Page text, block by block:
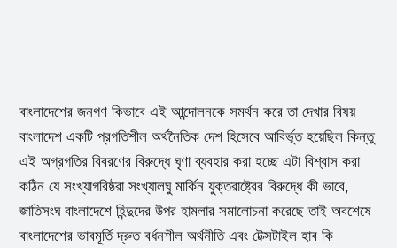
বাংলাদেশের জনগণ কিভাবে এই আন্দোলনকে সমর্থন করে তা দেখার বিষয়
বাংলাদেশ একটি প্রগতিশীল অর্থনৈতিক দেশ হিসেবে আবির্ভূত হয়েছিল কিন্তু
এই অগ্রগতির বিবরণের বিরুদ্ধে ঘৃণা ব্যবহার করা হচ্ছে এটা বিশ্বাস করা
কঠিন যে সংখ্যাগরিষ্ঠরা সংখ্যালঘু মার্কিন যুক্তরাষ্ট্রের বিরুদ্ধে কী ভাবে,
জাতিসংঘ বাংলাদেশে হিন্দুদের উপর হামলার সমালোচনা করেছে তাই অবশেষে
বাংলাদেশের ভাবমূর্তি দ্রুত বর্ধনশীল অর্থনীতি এবং টেক্সটাইল হাব কি